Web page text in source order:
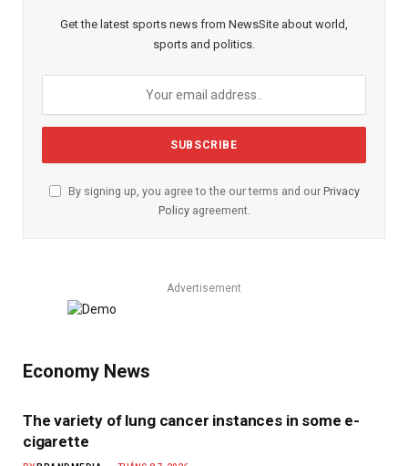
Get the latest sports news from NewsSite about world,
sports and politics.
By signing up, you agree to the our terms and our Privacy
Policyagreement.
Advertisement
Economy News
The variety of lung cancer instances in some e-
cigarette